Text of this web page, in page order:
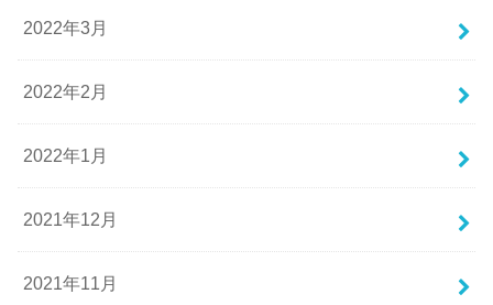
2022年3月
2022年2月
2022年1月
2021年12月
2021年11月